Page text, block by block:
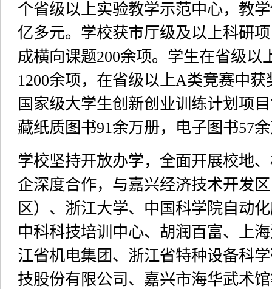
个省级以上实验教学示范中心，教
亿多元。学校获市厅级及以上科研
成横向课题200余项。学生在省级以
1200余项，在省级以上A类竞赛中获
国家级大学生创新创业训练计划项
藏纸质图书91余万册，电子图书57
学校坚持开放办学，全面开展校地
企深度合作，与嘉兴经济技术开发
区）、浙江大学、中国科学院自动
中科科技培训中心、胡润百富、上
江省机电集团、浙江省特种设备科
技股份有限公司、嘉兴市海华武术